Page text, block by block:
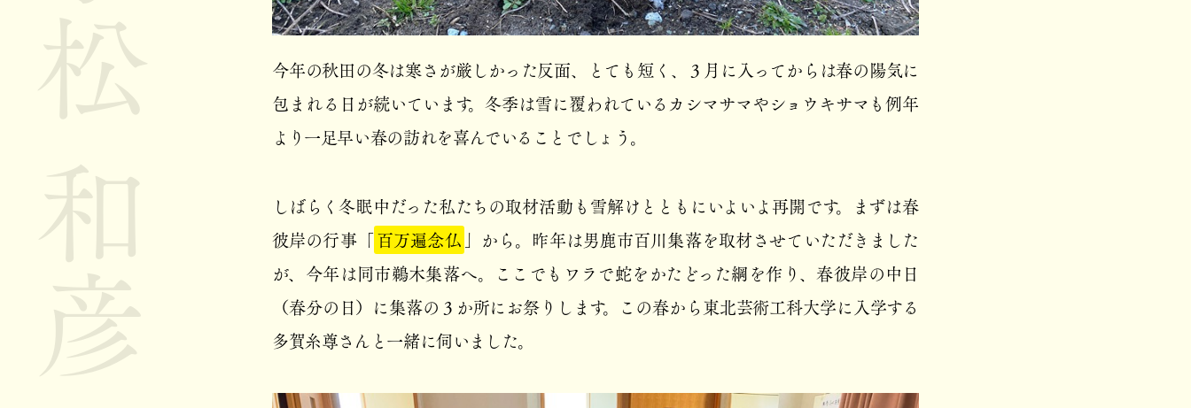
今年の秋田の冬は寒さが厳しかった反面、とても短く、３月に入ってからは春の陽気に
包まれる日が続いています。冬季は雪に覆われているカシマサマやショウキサマも例年
より一足早い春の訪れを喜んでいることでしょう。
しばらく冬眠中だった私たちの取材活動も雪解けとともにいよいよ再開です。まずは春
彼岸の行事「百万遍念仏」から。昨年は男鹿市百川集落を取材させていただきました
が、今年は同市鵜木集落へ。ここでもワラで蛇をかたどった綱を作り、春彼岸の中日
（春分の日）に集落の３か所にお祭りします。この春から東北芸術工科大学に入学する
多賀糸尊さんと一緒に伺いました。